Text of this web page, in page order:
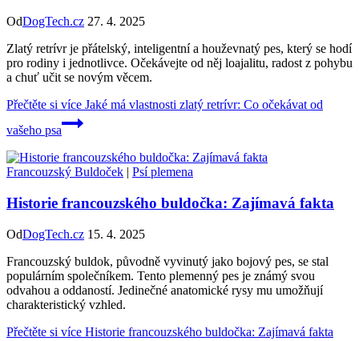
OdDogTech.cz 27. 4. 2025
Zlatý retrívr je přátelský, inteligentní a houževnatý pes, který se hodí
pro rodiny i jednotlivce. Očekávejte od něj loajalitu, radost z pohybu
a chuť učit se novým věcem.
Přečtěte si více Jaké má vlastnosti zlatý retrívr: Co očekávat od
vašeho psa
Francouzský Buldoček | Psí plemena
Historie francouzského buldočka: Zajímavá fakta
OdDogTech.cz 15. 4. 2025
Francouzský buldok, původně vyvinutý jako bojový pes, se stal
populárním společníkem. Tento plemenný pes je známý svou
odvahou a oddaností. Jedinečné anatomické rysy mu umožňují
charakteristický vzhled.
Přečtěte si více Historie francouzského buldočka: Zajímavá fakta